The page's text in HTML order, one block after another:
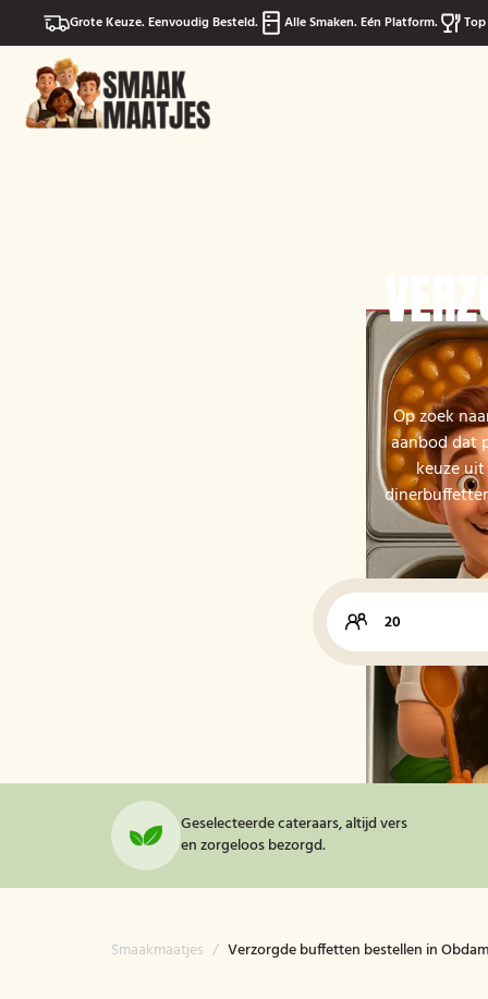
Grote Keuze. Eenvoudig Besteld. Alle Smaken. Eén Platform.
Op zoek
aanbod dat
keuze
Geselecteerde cateraars, altijd vers
en zorgeloos bezorgd.
Smaakmaatjes / Verzorgde buffetten bestellen in Obdam